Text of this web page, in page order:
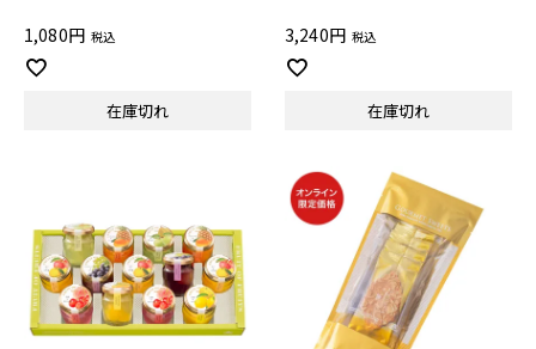
1,080 税込
在庫切れ
3,240 税込
在庫切れ